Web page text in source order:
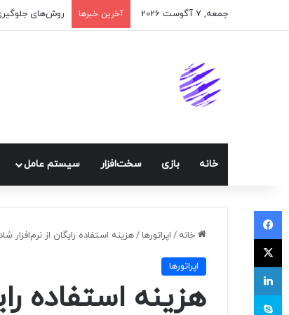
جمعه, 7 آگوست 2026 آخرین خبرها اپلیکیشن
خانه بازی سخت‌افزار سيستم عامل
خانه / اپراتورها /هزینه استفاده رایگان از نرم‌افزار
اپراتورها
هزینه استفاده
فیسبوک